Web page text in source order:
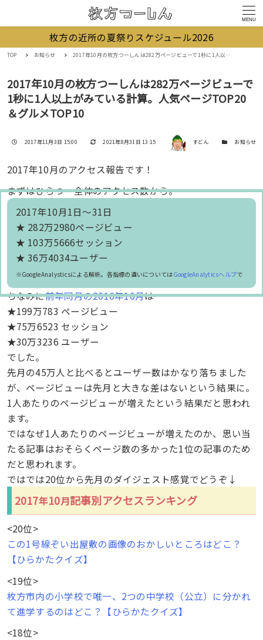
MENU
枚方の近所の夏祭りスケジュール2026
TOP お知らせ 2017年10月の枚方つーしんは282万ページビューで1秒に1人以上がみている計算。人気ページTOP20＆グルメTOP10
2017年10月の枚方つーしんは282万ページビューで
1秒に1人以上がみている計算。人気ページTOP20
＆グルメTOP10
投稿日
2017年11月3日 15:00 更新日
2021年8月31日 13:15 著者 すどん カテゴリー
お知らせ
2017年10月のアクセス報告です！
まずはひらつー全体のアクセス数から。
2017年10月1日～31日
★ 282万2980ページビュー
★ 103万5666セッション
★ 36万4034ユーザー
※GoogleAnalysticsによる解析。各指標の違いについてはGoogleAnalyticsヘルプで
ちなみに前年同月の2016年10月は
★199万783 ページビュー
★75万6523 セッション
★30万3236 ユーザー
でした。
先月の45万人と比べるとユーザー数はかなり落ちました
が、ページビューは先月と大きな差はないという結果に。
1人あたりのページビューが増えたという結果だと思われ
ます。
ではなぜ1人あたりのページビューが増えたのか、思い当
たる記事はおそらくページ数の多かった1位の記事のため
だと思われます。
ではでは20位から先月のダイジェスト感覚でどうぞ↓
2017年10月記事別アクセスランキング
<20位>
この1号線ぞい出屋敷の画像のおかしいところはどこ？
【ひらかたクイズ】
<19位>
枚方市内の小学校で唯一、2つの中学校（公立）に分かれ
て進学するのはどこ？【ひらかたクイズ】
<18位>